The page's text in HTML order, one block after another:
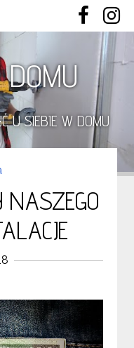
U SIEBIE W DOMU
NASZEGO